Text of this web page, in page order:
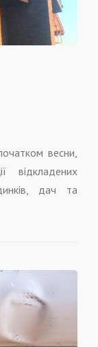
весни,
відкладених
дач та